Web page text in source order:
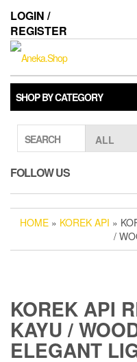
the
content
LOGIN /
REGISTER
SHOP BY CATEGORY
SEARCH
FOLLOW US
HOME » KOREK API »
/
KOREK API
KAYU /
ELEGANT